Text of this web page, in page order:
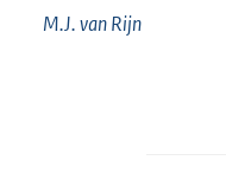
M.J. vanRijn